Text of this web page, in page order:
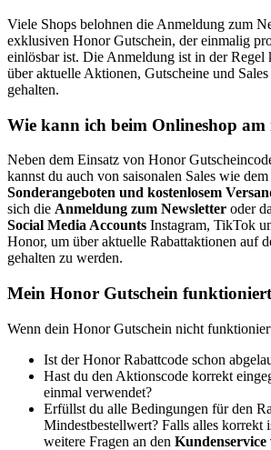
Viele Shops belohnen die Anmeldung zum
exklusiven Honor Gutschein, der einmalig
einlösbar ist. Die Anmeldung ist in der Regel
über aktuelle Aktionen, Gutscheine und
gehalten.
Wie kann ich beim Onlineshop am
Neben dem Einsatz von Honor
kannst du auch von saisonalen Sales wie dem
Sonderangeboten und kostenlosem
sich die Anmeldung zum Newsletter oder
Social Media Accounts Instagram, TikTok
Honor, um über aktuelle Rabattaktionen auf
gehalten zu werden.
Mein Honor Gutschein
Wenn dein Honor Gutschein nicht
Ist der Honor Rabattcode schon
Hast du den Aktionscode korrekt
einmal verwendet?
Erfüllst du alle Bedingungen für den
Mindestbestellwert? Falls alles korrekt
weitere Fragen an den